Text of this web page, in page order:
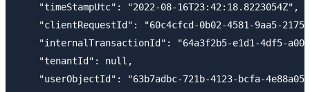
    "timeStampUtc": "2022-08-16T23:42:18.8223054Z",
"clientRequestId": "60c4cfcd-0b02-4581-9aa5-
"internalTransactionId": "64a3f2b5-e1d1-4df5-
    "tenantId": null,
"userObjectId": "63b7adbc-721b-4123-bcfa-